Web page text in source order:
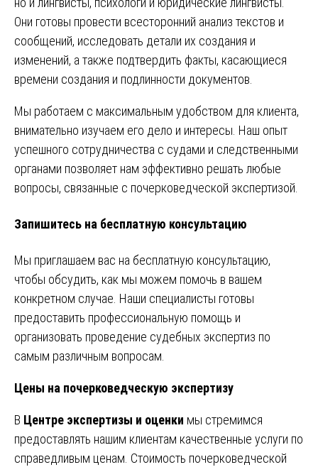
Они готовы провести всесторонний анализ текстов и
сообщений, исследовать детали их создания и
изменений, а также подтвердить факты, касающиеся
времени создания и подлинности документов.
Мы работаем с максимальным удобством для клиента,
внимательно изучаем его дело и интересы. Наш опыт
успешного сотрудничества с судами и следственными
органами позволяет нам эффективно решать любые
вопросы, связанные с почерковедческой экспертизой.
Запишитесь на бесплатную консультацию
Мы приглашаем вас на бесплатную консультацию,
чтобы обсудить, как мы можем помочь в вашем
конкретном случае. Наши специалисты готовы
предоставить профессиональную помощь и
организовать проведение судебных экспертиз по
самым различным вопросам.
Цены на почерковедческую экспертизу
В Центре экспертизы и оценки мы стремимся
предоставлять нашим клиентам качественные услуги по
справедливым ценам. Стоимость почерковедческой